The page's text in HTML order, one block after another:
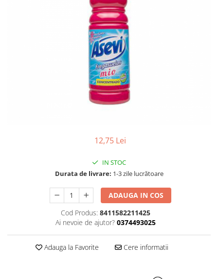
Echipamente de curăţenie
Folie aluminiu,folie alimentara
Solutie de indepartat rugina si
Tratament pentru par, conditioner
pentru par, masca de par
Vata demachianta
12,75 Lei
IN STOC
Durata de livrare: 1-3 zile lucrătoare
ADAUGA IN COS
Cod Produs: 8411582211425
Ai nevoie de ajutor? 0374493025
Adauga la Favorite Cere informatii